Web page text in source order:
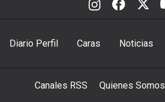
Diario Perfil Caras Noticias
Canales RSS Quienes Somos